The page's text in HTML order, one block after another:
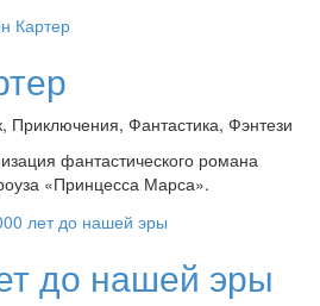
Фантастика, Фэнтези
фантастического романа
«Принцесса Марса».
до нашей эры